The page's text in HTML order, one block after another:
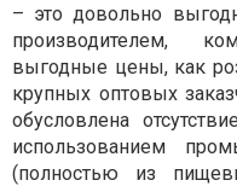
– это довольно
производителем,
выгодные цены, как
крупных оптовых
обусловлена
использованием
(полностью из